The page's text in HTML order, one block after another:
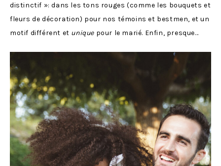
distinctif »: dans les tons rouges (comme les bouquets et
fleurs de décoration) pour nos témoins et bestmen, et un
motif différent et unique pour le marié. Enfin, presque…